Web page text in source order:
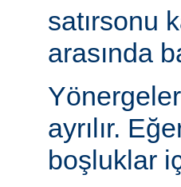
satırsonu
arasında
ayrılır.
boşluklar